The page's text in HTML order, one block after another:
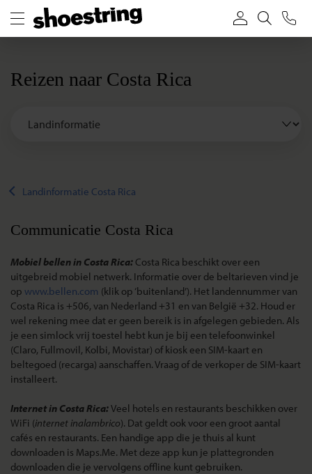
Reizen naar Costa Rica
Landinformatie Costa Rica
Communicatie Costa Rica
Mobiel bellen in Costa Rica: Costa Rica beschikt over een
uitgebreid mobiel netwerk. Informatie over de beltarieven vind je
op www.bellen.com (klik op ‘buitenland’). Het landennummer van
Costa Rica is +506, van Nederland +31 en van België +32. Houd er
wel rekening mee dat er geen bereik is in afgelegen gebieden. Als
je een simlock vrij toestel hebt kun je bij een telefoonwinkel
(Claro, Fullmovil, Kolbi, Movistar) of kiosk een SIM-kaart en
beltegoed (recarga) aanschaffen. Vraag of de verkoper de SIM-kaart
installeert.
Internet in Costa Rica:Veel hotels en restaurants beschikken over
WiFi (internet inalambrico). Dat geldt ook voor een groot aantal
cafés en restaurants. Een handige app die je thuis al kunt
downloaden is Maps.Me. Met deze app kun je plattegronden
downloaden die je vervolgens offline kunt gebruiken.